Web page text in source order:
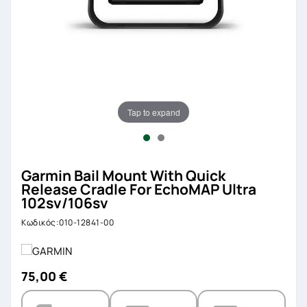
Tap to expand
Garmin Bail Mount With Quick
Release Cradle For EchoMAP Ultra
102sv/106sv
Κωδικός:010-12841-00
75,00 €